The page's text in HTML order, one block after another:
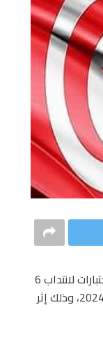
أعلنت وزارة النقل، في بلاغ لها، عن فتح باب تقديم ملفات الترشح للمشاركين في المناظرة الخارجية بالاختبارات لانتداب 6
متصرفين بالسلك الإداري المشترك للإدارات العمومية (اختصاصي حقوق وعلوم اقتصادية) بعنوان سنة 2024، وذلك إثر